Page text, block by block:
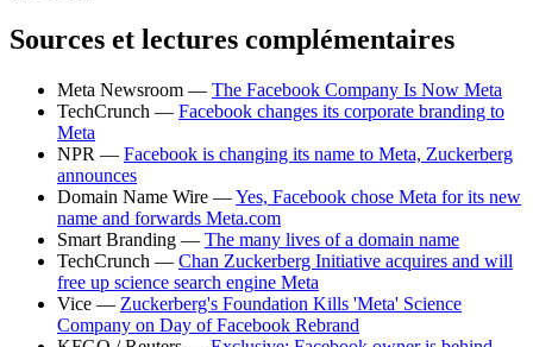
Sources et lectures complémentaires
Meta Newsroom — The Facebook Company Is Now Meta
TechCrunch — Facebook changes its corporate branding to
Meta
NPR — Facebook is changing its name to Meta, Zuckerberg
announces
Domain Name Wire —Yes, Facebook chose Meta for its new
name and forwards Meta.com
Smart Branding — The many lives of a domain name
TechCrunch — Chan Zuckerberg Initiative acquires and will
free up science search engine Meta
Vice — Zuckerberg's Foundation Kills 'Meta' Science
Company on Day of Facebook Rebrand